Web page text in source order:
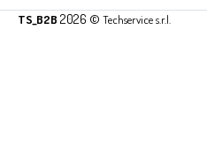
TS_B2B 2026 © Techservice s.r.l.